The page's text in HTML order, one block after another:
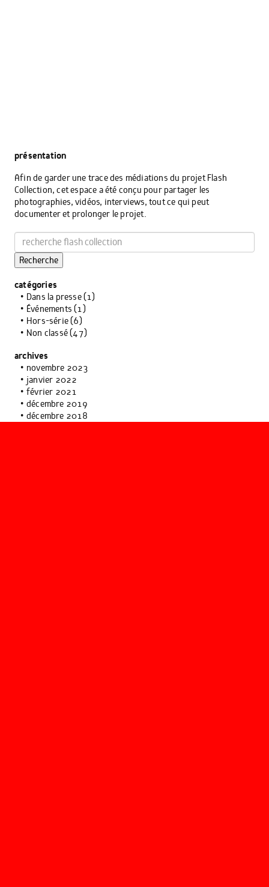
présentation
Afin de garder une trace des médiations du projet Flash
Collection, cet espace a été conçu pour partager les
photographies, vidéos, interviews, tout ce qui peut
documenter et prolonger le projet.
Recherche
catégories
Dans la presse(1)
Événements (1)
Hors-série(6)
Non classé(47)
archives
novembre 2023
janvier 2022
février 2021
décembre 2019
décembre 2018